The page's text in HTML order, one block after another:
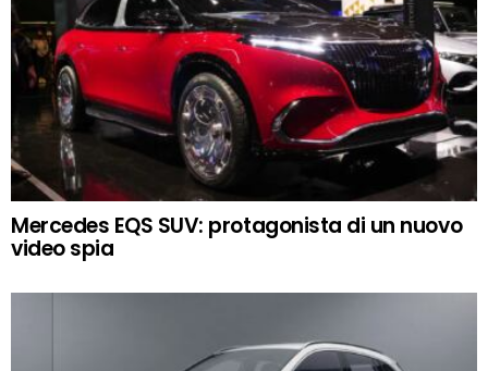
Mercedes EQS SUV: protagonista di un nuovo
video spia